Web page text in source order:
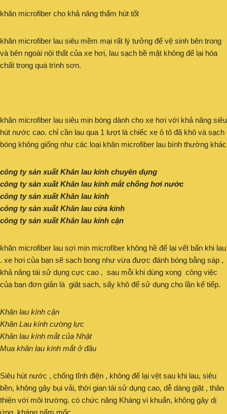
khăn microfiber cho khả năng thấm hút tốt
khăn microfiber lau siêu mềm mại rất lý tưởng để vệ sinh bên trong
và bên ngoài nội thất của xe hơi, lau sạch bề mặt không để lại hóa
chất trong quá trình sơn.
khăn microfiber lau siêu mịn bóng dành cho xe hơi với khả năng siêu
hút nước cao. chỉ cần lau qua 1 lượt là chiếc xe ô tô đã khô và sạch
bóng không giống như các loại khăn microfiber lau bình thường khác
công ty sản xuất Khăn lau kính chuyên dụng
công ty sản xuất Khăn lau kính mắt chống hơi nước
công ty sản xuất Khăn lau kính
công ty sản xuất Khăn lau cửa kính
công ty sản xuất Khăn lau kính cận
khăn microfiber lau sợi mịn microfiber không hề để lại vết bẩn khi lau
. xe hơi của bạn sẽ sạch bong như vừa được đánh bóng bằng sáp ,
khả năng tái sử dụng cực cao , sau mỗi khi dùng xong công việc
của bạn đơn giản là giặt sạch, sấy khô để sử dụng cho lần kế tiếp.
Khăn lau kính cận
Khăn Lau kính cường lực
Khăn lau kính mắt của Nhật
Mua khăn lau kính mắt ở đâu
Siêu hút nước , chống tĩnh điện , không để lại vệt sau khi lau, siêu
bền, không gây bụi vải, thời gian tái sử dụng cao, dễ dàng giặt , thân
thiện với môi trường. có chức năng Kháng vi khuẩn, không gây dị